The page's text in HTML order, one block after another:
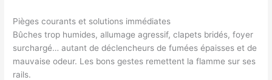
Pièges courants et solutions immédiates
Bûches trop humides, allumage agressif, clapets bridés, foyer
surchargé… autant de déclencheurs de fumées épaisses et de
mauvaise odeur. Les bons gestes remettent la flamme sur ses
rails.